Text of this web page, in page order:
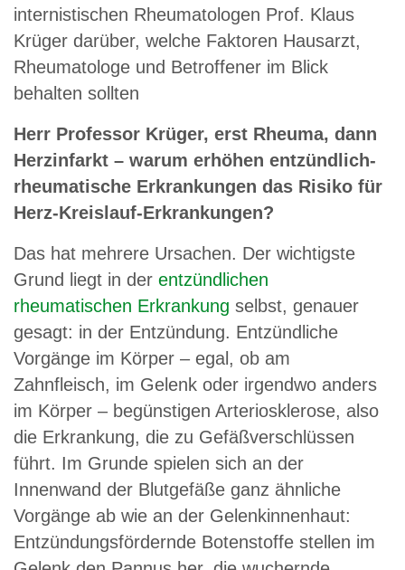
internistischen Rheumatologen Prof. Klaus
Krüger darüber, welche Faktoren Hausarzt,
Rheumatologe und Betroffener im Blick
behalten sollten
Herr Professor Krüger, erst Rheuma, dann
Herzinfarkt – warum erhöhen entzündlich-
rheumatische Erkrankungen das Risiko für
Herz-Kreislauf-Erkrankungen?
Das hat mehrere Ursachen. Der wichtigste
Grund liegt in der entzündlichen
rheumatischen Erkrankung selbst, genauer
gesagt: in der Entzündung. Entzündliche
Vorgänge im Körper – egal, ob am
Zahnfleisch, im Gelenk oder irgendwo anders
im Körper – begünstigen Arteriosklerose, also
die Erkrankung, die zu Gefäßverschlüssen
führt. Im Grunde spielen sich an der
Innenwand der Blutgefäße ganz ähnliche
Vorgänge ab wie an der Gelenkinnenhaut:
Entzündungsfördernde Botenstoffe stellen im